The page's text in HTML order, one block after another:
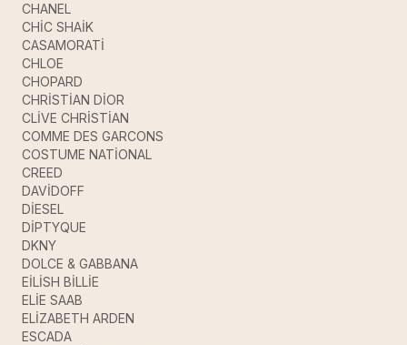
CHANEL
CHİC SHAİK
CASAMORATİ
CHLOE
CHOPARD
CHRİSTİAN DİOR
CLİVE CHRİSTİAN
COMME DES GARCONS
COSTUME NATİONAL
CREED
DAVİDOFF
DİESEL
DİPTYQUE
DKNY
DOLCE & GABBANA
EİLİSH BİLLİE
ELİE SAAB
ELİZABETH ARDEN
ESCADA